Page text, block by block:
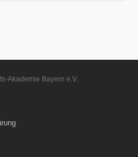
Akademie Bayern e.V.